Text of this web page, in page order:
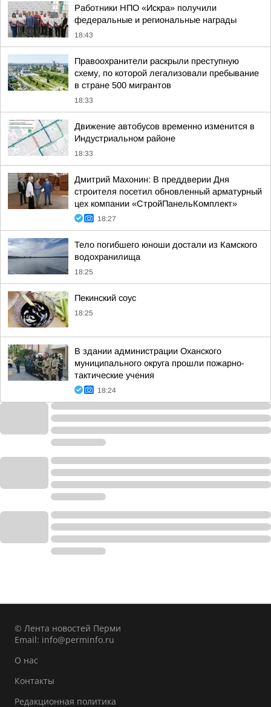
Работники НПО «Искра» получили
федеральные и региональные награды
18:43
Правоохранители раскрыли преступную
схему, по которой легализовали пребывание
в стране 500 мигрантов
18:33
Движение автобусов временно изменится в
Индустриальном районе
18:33
Дмитрий Махонин: В преддверии Дня
строителя посетил обновленный арматурный
цех компании «СтройПанельКомплект»
18:27
Тело погибшего юноши достали из Камского
водохранилища
18:25
Пекинский соус
18:25
В здании администрации Оханского
муниципального округа прошли пожарно-
тактические учения
18:24
© Лента новостей Перми
Email: info@perminfo.ru
О нас
Контакты
Редакционная политика